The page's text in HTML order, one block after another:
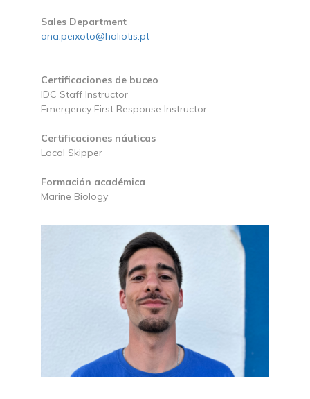
Sales Department
ana.peixoto@haliotis.pt
Certificaciones de buceo
IDC Staff Instructor
Emergency First Response Instructor
Certificaciones náuticas
Local Skipper
Formación académica
Marine Biology